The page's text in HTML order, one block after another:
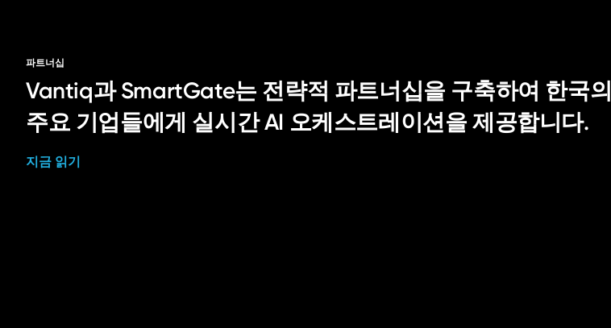
파트너십
Vantiq과 SmartGate는 전략적 파트너십을 구축하여 한국의
주요 기업들에게 실시간 AI 오케스트레이션을 제공합니다.
지금 읽기